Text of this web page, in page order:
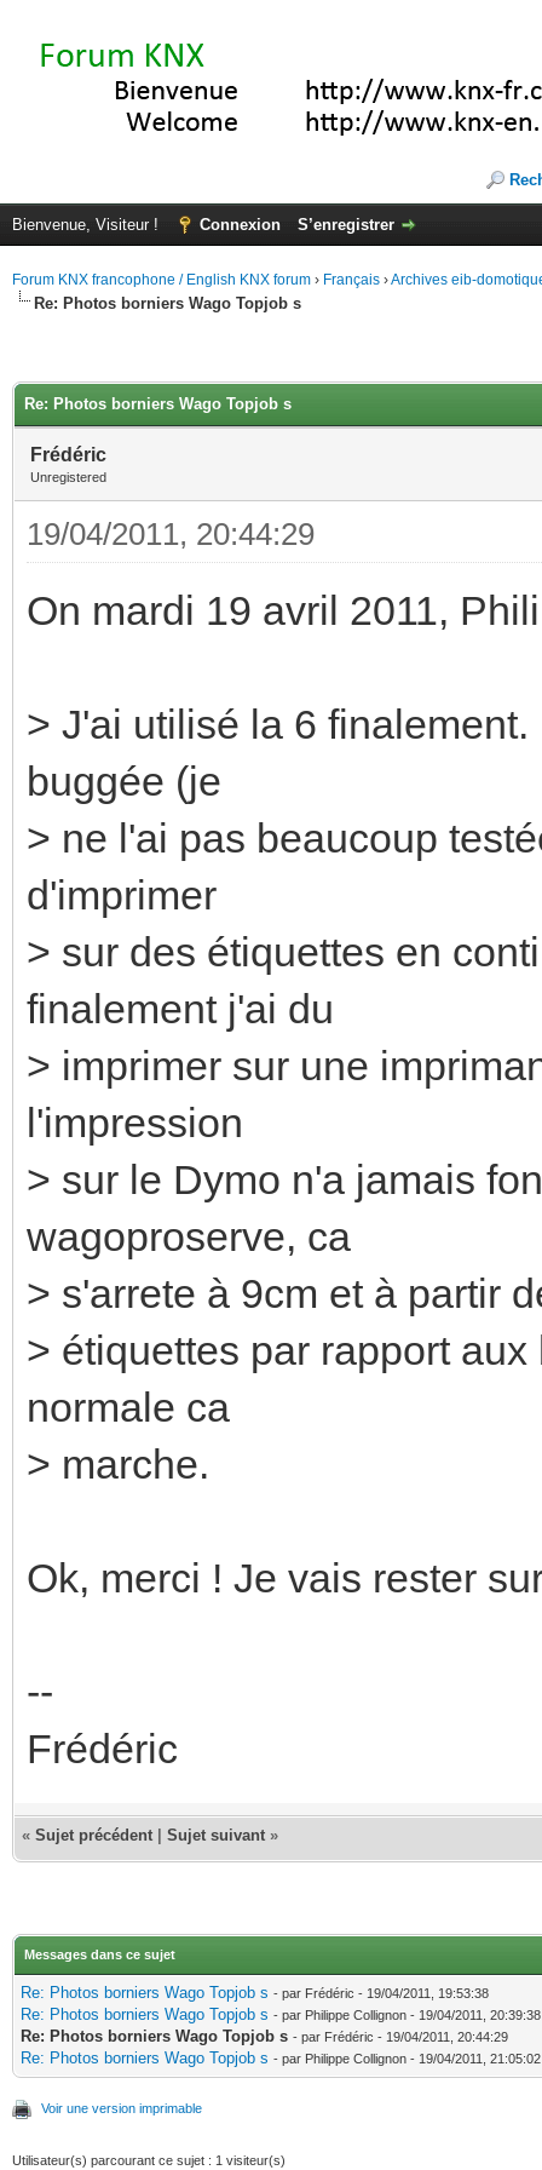
Bienvenue, Visiteur ! Connexion S’enregistrer
Forum KNX francophone / English KNX forum › Français ›Archives eib-
Re: Photos borniers Wago Topjob s
Re: Photos borniers Wago Topjob s
Frédéric
Unregistered
19/04/2011, 20:44:29
On mardi 19 avril 2011,
> J'ai utilisé la 6
buggée (je
> ne l'ai pas beaucoup
d'imprimer
> sur des étiquettes en
finalement j'ai du
> imprimer sur une
l'impression
> sur le Dymo n'a jamais
wagoproserve, ca
> s'arrete à 9cm et à partir
> étiquettes par rapport
normale ca
> marche.
Ok, merci ! Je vais rester
--
Frédéric
« Sujet précédent Sujet suivant »
Messages dans ce sujet
Re: Photos borniers Wago Topjob s - par Frédéric - 19/04/2011, 19:53:38
Re: Photos borniers Wago Topjob s - par Philippe Collignon - 19/04/2011, 20:39:38
Re: Photos borniers Wago Topjob s - par Frédéric - 19/04/2011, 20:44:29
Re: Photos borniers Wago Topjob s - par Philippe Collignon - 19/04/2011, 21:05:02
Voir une version imprimable
Utilisateur(s) parcourant ce sujet : 1 visiteur(s)